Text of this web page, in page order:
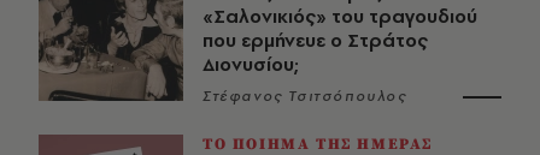
«Σαλονικιός» του τραγουδιού
που ερμήνευε ο Στράτος
Διονυσίου;
Στέφανος Τσιτσόπουλος
ΤΟ ΠΟΙΗΜΑ ΤΗΣ ΗΜΕΡΑΣ